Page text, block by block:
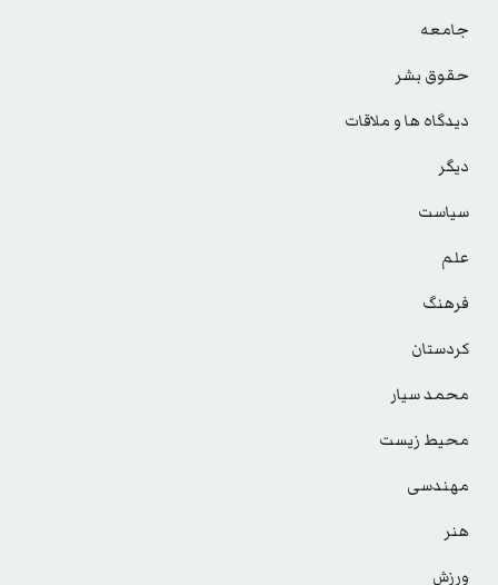
جامعه
حقوق بشر
دیدگاه ها و ملاقات
دیگر
سیاست
علم
فرهنگ
کردستان
محمد سیار
محیط زیست
مهندسی
هنر
ورزش